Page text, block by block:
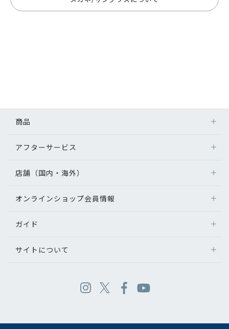
商品
アフターサービス
店舗（国内・海外）
オンラインショップ会員情報
ガイド
サイトについて